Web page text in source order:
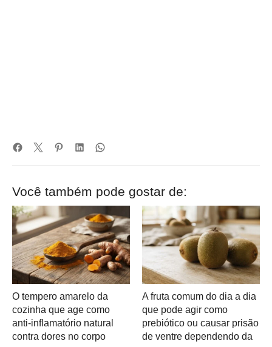
Você também pode gostar de:
O tempero amarelo da
cozinha que age como
anti-inflamatório natural
contra dores no corpo
A fruta comum do dia a dia
que pode agir como
prebiótico ou causar prisão
de ventre dependendo da